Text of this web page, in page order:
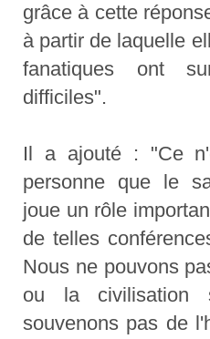
grâce à cette
à partir de laquelle
fanatiques ont
difficiles".
Il a ajouté : "Ce
personne que le
joue un rôle
de telles
Nous ne pouvons
ou la civilisation
souvenons pas de